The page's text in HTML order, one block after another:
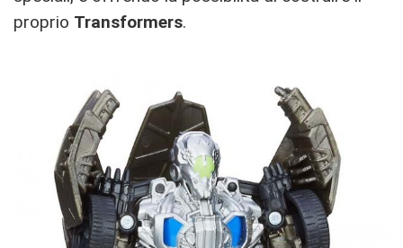
proprio Transformers.